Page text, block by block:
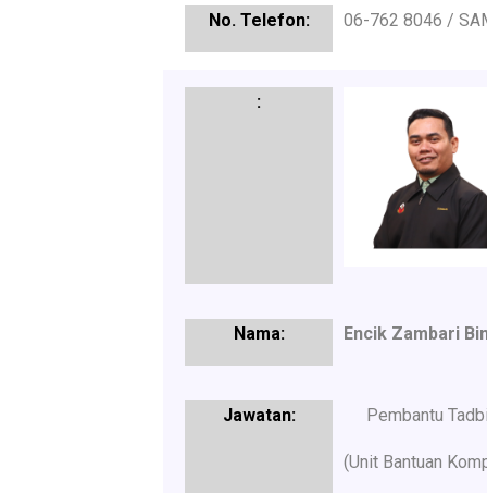
06-762 8046 /
Encik Zambari
Pembantu
(Unit Bantuan